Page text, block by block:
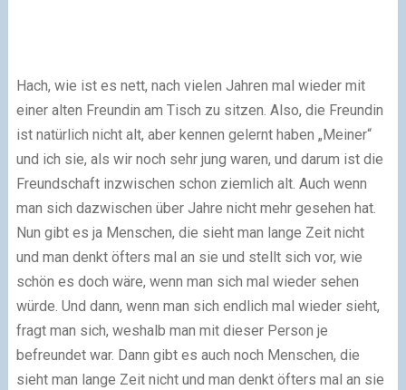
Hach, wie ist es nett, nach vielen Jahren mal wieder mit
einer alten Freundin am Tisch zu sitzen. Also, die Freundin
ist natürlich nicht alt, aber kennen gelernt haben „Meiner“
und ich sie, als wir noch sehr jung waren, und darum ist die
Freundschaft inzwischen schon ziemlich alt. Auch wenn
man sich dazwischen über Jahre nicht mehr gesehen hat.
Nun gibt es ja Menschen, die sieht man lange Zeit nicht
und man denkt öfters mal an sie und stellt sich vor, wie
schön es doch wäre, wenn man sich mal wieder sehen
würde. Und dann, wenn man sich endlich mal wieder sieht,
fragt man sich, weshalb man mit dieser Person je
befreundet war. Dann gibt es auch noch Menschen, die
sieht man lange Zeit nicht und man denkt öfters mal an sie